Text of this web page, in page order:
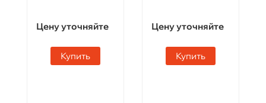
Цену уточняйте
Купить
Цену уточняйте
Купить